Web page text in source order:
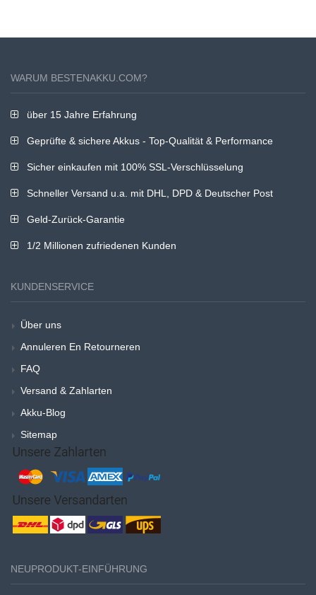
WARUM BESTENAKKU.COM?
über 15 Jahre Erfahrung
Geprüfte & sichere Akkus - Top-Qualität & Performance
Sicher einkaufen mit 100% SSL-Verschlüsselung
Schneller Versand u.a. mit DHL, DPD & Deutscher Post
Geld-Zurück-Garantie
1/2 Millionen zufriedenen Kunden
KUNDENSERVICE
Über uns
Annuleren En Retourneren
FAQ
Versand & Zahlarten
Akku-Blog
Sitemap
NEUPRODUKT-EINFÜHRUNG